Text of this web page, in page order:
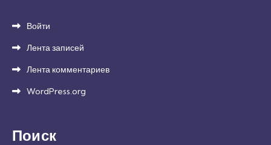
Войти
Лента записей
Лента комментариев
WordPress.org
Поиск